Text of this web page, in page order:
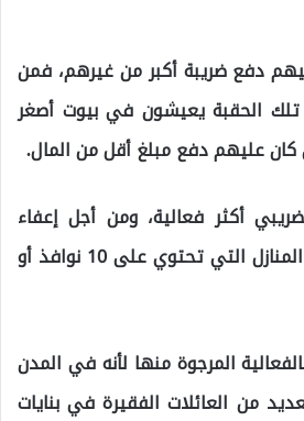
دفع ضريبة أكبر من غيرهم، فمن
تلك الحقبة يعيشون في بيوت أصغر
كان عليهم دفع مبلغ أقل من المال.
أكثر فعالية، ومن أجل إعفاء
الفقراء منه، تم إعفاء المنازل التي تحتوي على 10 نوافذ أو
المرجوة منها لأنه في المدن
من العائلات الفقيرة في بنايات